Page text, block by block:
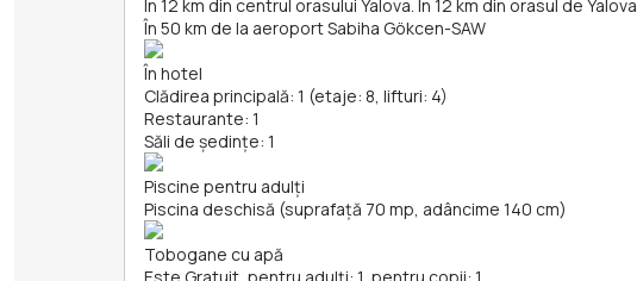
În 12 km din centrul orasului Yalova. În 12 km din orasul de Yalova
În 50 km de la aeroport Sabiha Gökcen-SAW
În hotel
Clădirea principală: 1 (etaje: 8, lifturi: 4)
Restaurante: 1
Săli de ședințe: 1
Piscine pentru adulți
Piscina deschisă (suprafață 70 mp, adâncime 140 cm)
Tobogane cu apă